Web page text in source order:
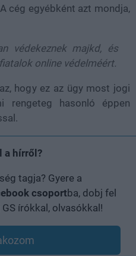
cég egyébként azt mondja,
védekeznek majkd, és
online védelméért.
hogy ez az ügy most jogi
rengeteg hasonló éppen
a hírről?
tagja? Gyere a
csoportba, dobj fel
írókkal, olvasókkal!